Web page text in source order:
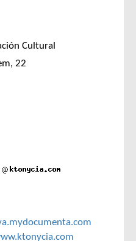
Cultural
22